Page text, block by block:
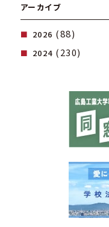
アーカイブ
2026 (88)
2024 (230)